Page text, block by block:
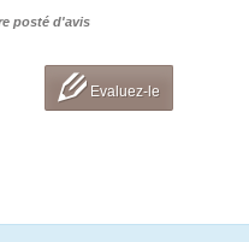
posté d'avis
Evaluez-le